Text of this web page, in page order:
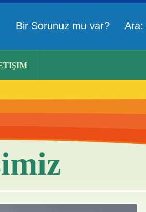
Bir Sorunuz mu var? Ara: